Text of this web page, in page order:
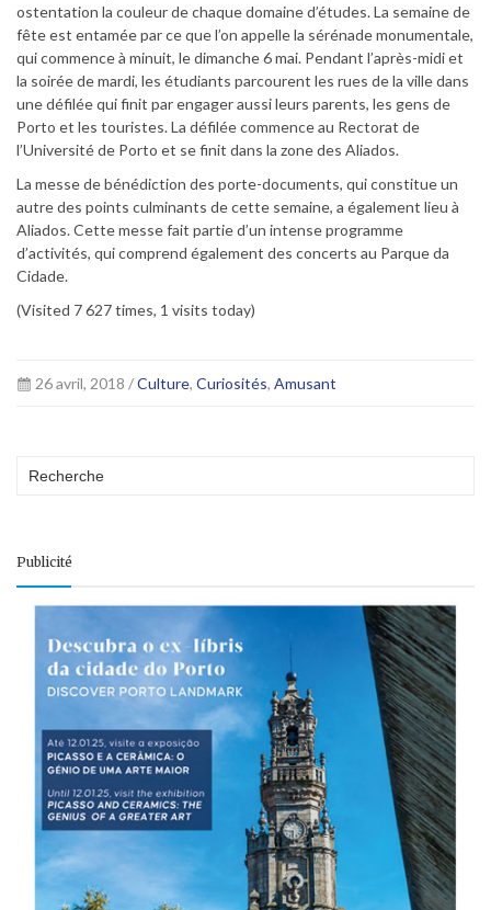
ostentation la couleur de chaque domaine d’études. La semaine de
fête est entamée par ce que l’on appelle la sérénade monumentale,
qui commence à minuit, le dimanche 6 mai. Pendant l’après-midi et
la soirée de mardi, les étudiants parcourent les rues de la ville dans
une défilée qui finit par engager aussi leurs parents, les gens de
Porto et les touristes. La défilée commence au Rectorat de
l’Université de Porto et se finit dans la zone des Aliados.
La messe de bénédiction des porte-documents, qui constitue un
autre des points culminants de cette semaine, a également lieu à
Aliados. Cette messe fait partie d’un intense programme
d’activités, qui comprend également des concerts au Parque da
Cidade.
(Visited 7 627 times, 1 visits today)
26 avril, 2018 /Culture, Curiosités, Amusant
Publicité